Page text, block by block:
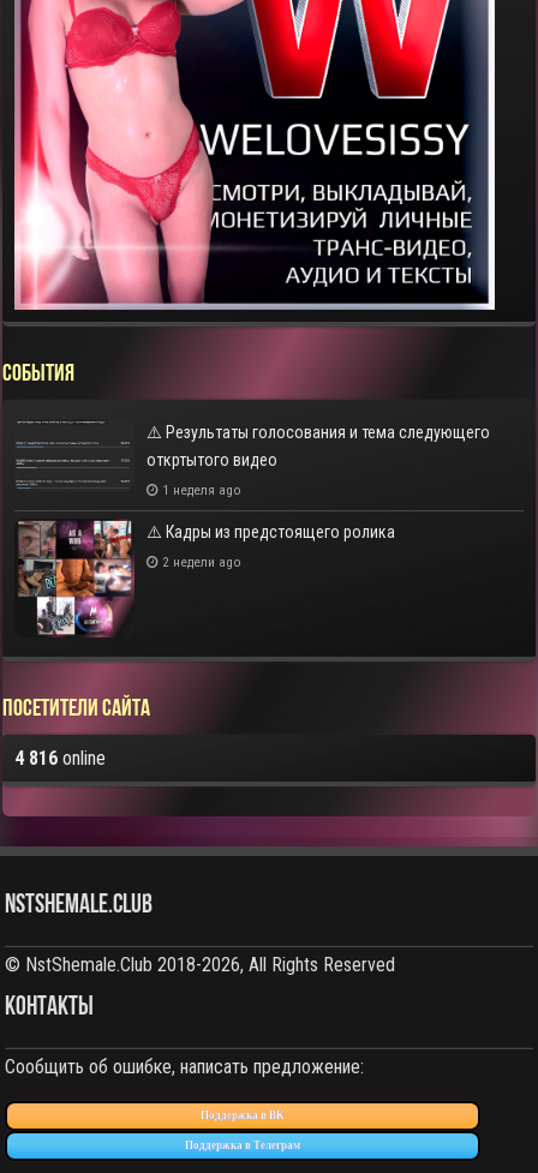
СОБЫТИЯ
⚠️ Результаты голосования и тема следующего
откртытого видео
1 неделя ago
⚠️ Кадры из предстоящего ролика
2 недели ago
Посетители сайта
4 816 online
NstShemale.Club
© NstShemale.Club 2018-2026, All Rights Reserved
КОНТАКТЫ
Сообщить об ошибке, написать предложение:
Поддержка в ВК
Поддержка в Телеграм